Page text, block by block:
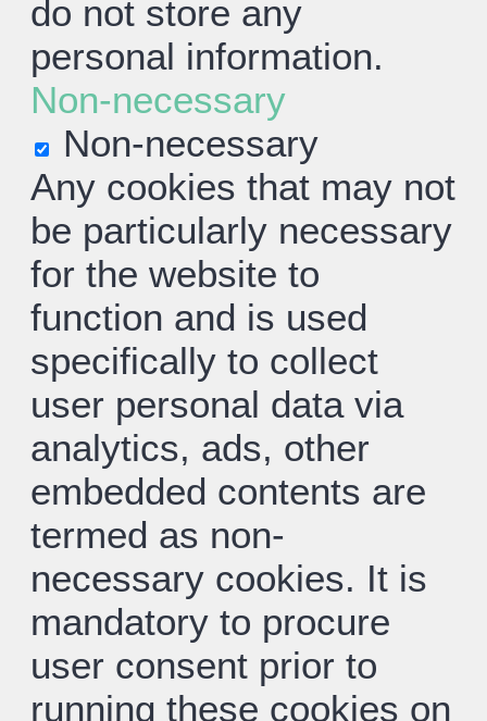
do not store any
personal information.
Non-necessary
Non-necessary
Any cookies that may not
be particularly necessary
for the website to
function and is used
specifically to collect
user personal data via
analytics, ads, other
embedded contents are
termed as non-
necessary cookies. It is
mandatory to procure
user consent prior to
running these cookies on